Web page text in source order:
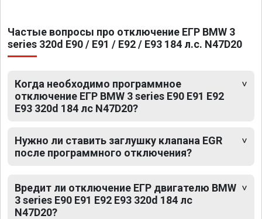
Частые вопросы про отключение ЕГР BMW 3
series 320d E90 / E91 / E92 / E93 184 л.с. N47D20
Когда необходимо программное
отключение ЕГР BMW 3 series E90 E91 E92
E93 320d 184 лс N47D20?
Нужно ли ставить заглушку клапана EGR
после программного отключения?
Вредит ли отключение ЕГР двигателю BMW
3 series E90 E91 E92 E93 320d 184 лс
N47D20?